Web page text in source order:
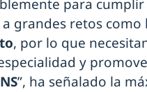
para
grandes retos como
, por lo que
y
”, ha señalado la